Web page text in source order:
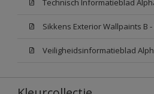
Technisch Informatieblad